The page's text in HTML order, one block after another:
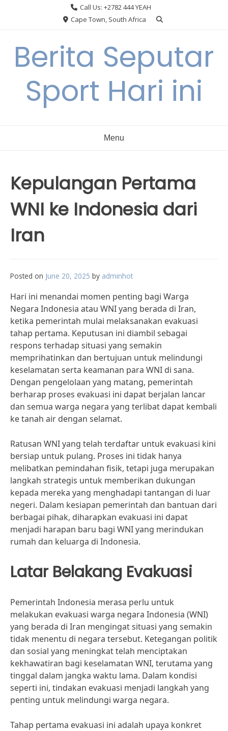
Call Us: +2782 444 YEAH
Cape Town, South Africa
Berita Seputar
Sport Hari ini
Menu
Kepulangan Pertama
WNI ke Indonesia dari
Iran
Posted on June 20, 2025 by adminhot
Hari ini menandai momen penting bagi Warga
Negara Indonesia atau WNI yang berada di Iran,
ketika pemerintah mulai melaksanakan evakuasi
tahap pertama. Keputusan ini diambil sebagai
respons terhadap situasi yang semakin
memprihatinkan dan bertujuan untuk melindungi
keselamatan serta keamanan para WNI di sana.
Dengan pengelolaan yang matang, pemerintah
berharap proses evakuasi ini dapat berjalan lancar
dan semua warga negara yang terlibat dapat kembali
ke tanah air dengan selamat.
Ratusan WNI yang telah terdaftar untuk evakuasi kini
bersiap untuk pulang. Proses ini tidak hanya
melibatkan pemindahan fisik, tetapi juga merupakan
langkah strategis untuk memberikan dukungan
kepada mereka yang menghadapi tantangan di luar
negeri. Dalam kesiapan pemerintah dan bantuan dari
berbagai pihak, diharapkan evakuasi ini dapat
menjadi harapan baru bagi WNI yang merindukan
rumah dan keluarga di Indonesia.
Latar Belakang Evakuasi
Pemerintah Indonesia merasa perlu untuk
melakukan evakuasi warga negara Indonesia (WNI)
yang berada di Iran mengingat situasi yang semakin
tidak menentu di negara tersebut. Ketegangan politik
dan sosial yang meningkat telah menciptakan
kekhawatiran bagi keselamatan WNI, terutama yang
tinggal dalam jangka waktu lama. Dalam kondisi
seperti ini, tindakan evakuasi menjadi langkah yang
penting untuk melindungi warga negara.
Tahap pertama evakuasi ini adalah upaya konkret